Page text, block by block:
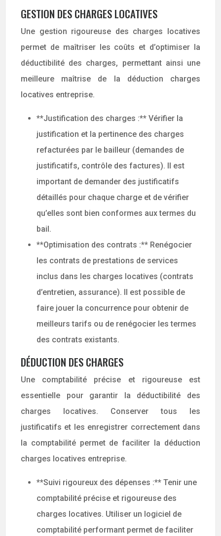
GESTION DES CHARGES LOCATIVES
Une gestion rigoureuse des charges locatives
permet de maîtriser les coûts et d’optimiser la
déductibilité des charges, permettant ainsi une
meilleure maîtrise de la déduction charges
locatives entreprise.
**Justification des charges :** Vérifier la
justification et la pertinence des charges
refacturées par le bailleur (demandes de
justificatifs, contrôle des factures). Il est
important de demander des justificatifs
détaillés pour chaque charge et de vérifier
qu’elles sont bien conformes aux termes du
bail.
**Optimisation des contrats :** Renégocier
les contrats de prestations de services
inclus dans les charges locatives (contrats
d’entretien, assurance). Il est possible de
faire jouer la concurrence pour obtenir de
meilleurs tarifs ou de renégocier les termes
des contrats existants.
DÉDUCTION DES CHARGES
Une comptabilité précise et rigoureuse est
essentielle pour garantir la déductibilité des
charges locatives. Conserver tous les
justificatifs et les enregistrer correctement dans
la comptabilité permet de faciliter la déduction
charges locatives entreprise.
**Suivi rigoureux des dépenses :** Tenir une
comptabilité précise et rigoureuse des
charges locatives. Utiliser un logiciel de
comptabilité performant permet de faciliter